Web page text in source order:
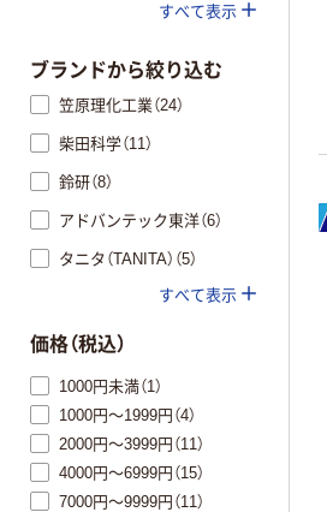
すべて表示
ブランドから絞り込む
笠原理化工業（24）
柴田科学（11）
鈴研（8）
アドバンテック東洋（6）
タニタ（TANITA）（5）
すべて表示
価格（税込）
1000円未満（1）
1000円～1999円（4）
2000円～3999円（11）
4000円～6999円（15）
7000円～9999円（11）